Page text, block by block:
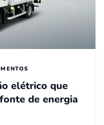
elétrico que
de energia